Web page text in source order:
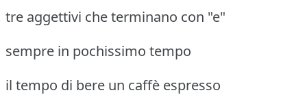
tre aggettivi che terminano con "e"
sempre in pochissimo tempo
il tempo di bere un caffè espresso